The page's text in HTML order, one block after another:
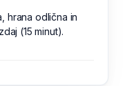
hrana odlična in
(15 minut).